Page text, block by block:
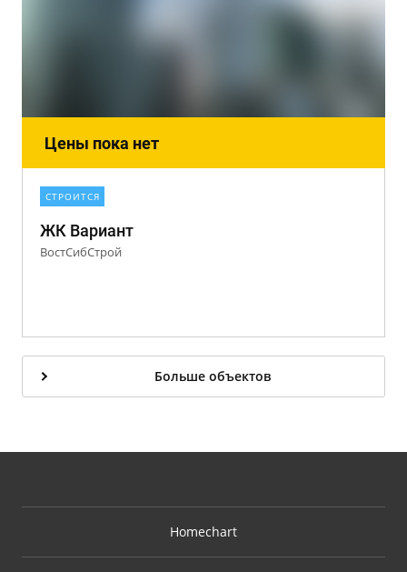
Цены пока нет
СТРОИТСЯ
ЖК Вариант
ВостСибСтрой
Больше объектов
Homechart